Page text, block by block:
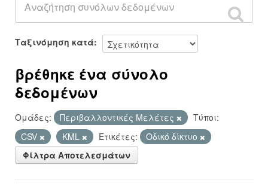
Ομάδες
Σχετικά
Ταξινόμηση κατά
βρέθηκε ένα σύνολο
δεδομένων
Ομάδες: Περιβαλλοντικές Μελέτες
Τύποι:
CSV
KML Ετικέτες:
Οδικό δίκτυο
Φίλτρα Αποτελεσμάτων